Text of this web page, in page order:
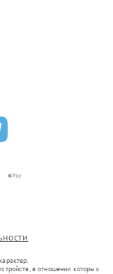
в отношении которых